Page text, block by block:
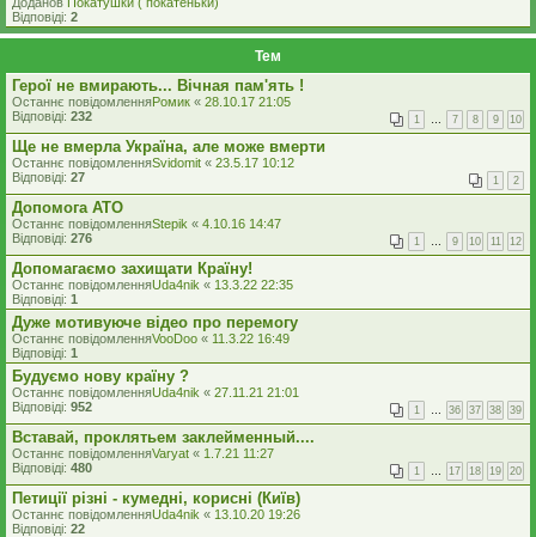
Відповіді: 2
Тем
Герої не вмирають... Вічная пам'ять !
Останнє повідомленняРомик « 28.10.17 21:05
Відповіді: 232 1 … 7 8 9 10
Ще не вмерла Україна, але може вмерти
Останнє повідомленняSvidomit « 23.5.17 10:12
Відповіді: 27 1 2
Допомога АТО
Останнє повідомленняStepik « 4.10.16 14:47
Відповіді: 276 1 … 9 10 11 12
Допомагаємо захищати Країну!
Останнє повідомленняUda4nik « 13.3.22 22:35
Відповіді: 1
Дуже мотивуюче відео про перемогу
Останнє повідомленняVooDoo « 11.3.22 16:49
Відповіді: 1
Будуємо нову країну ?
Останнє повідомленняUda4nik « 27.11.21 21:01
Відповіді: 952 1 … 36 37 38 39
Вставай, проклятьем заклейменный....
Останнє повідомленняVaryat « 1.7.21 11:27
Відповіді: 480 1 … 17 18 19 20
Петиції різні - кумедні, корисні (Київ)
Останнє повідомленняUda4nik « 13.10.20 19:26
Відповіді: 22